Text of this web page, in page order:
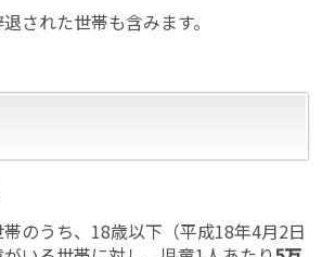
された世帯も含みます。
のうち、18歳以下（平成18年4月2日